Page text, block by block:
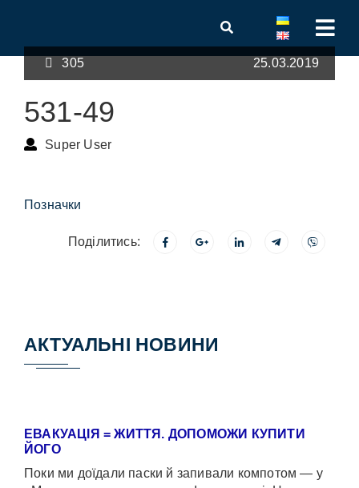
305 25.03.2019
531-49
Super User
Позначки
Поділитись:
АКТУАЛЬНІ НОВИНИ
ЕВАКУАЦІЯ = ЖИТТЯ. ДОПОМОЖИ КУПИТИ
ЙОГО
Поки ми доїдали паски й запивали компотом — у